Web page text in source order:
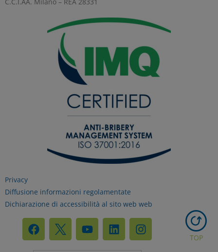
C.C.I.AA. Milano – REA 28331
Privacy
Diffusione informazioni regolamentate
Dichiarazione di accessibilità al sito web web
TOP